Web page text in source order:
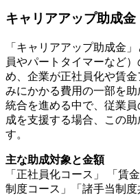
キャリアアップ助成金
「キャリアアップ助成金
員やパートタイマーなど
め、企業が正社員化や賃
みにかかる費用の一部を
統合を進める中で、従業
成を支援する場合、この
す。
主な助成対象と金額
「正社員化コース」 「賃
制度コース」「諸手当制